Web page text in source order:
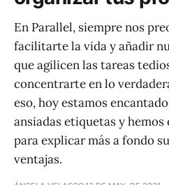
En Parallel, siempre nos
facilitarte la vida y añadir
que agilicen las tareas
concentrarte en lo
eso, hoy estamos
ansiadas etiquetas y
para explicar más a fondo
ventajas.